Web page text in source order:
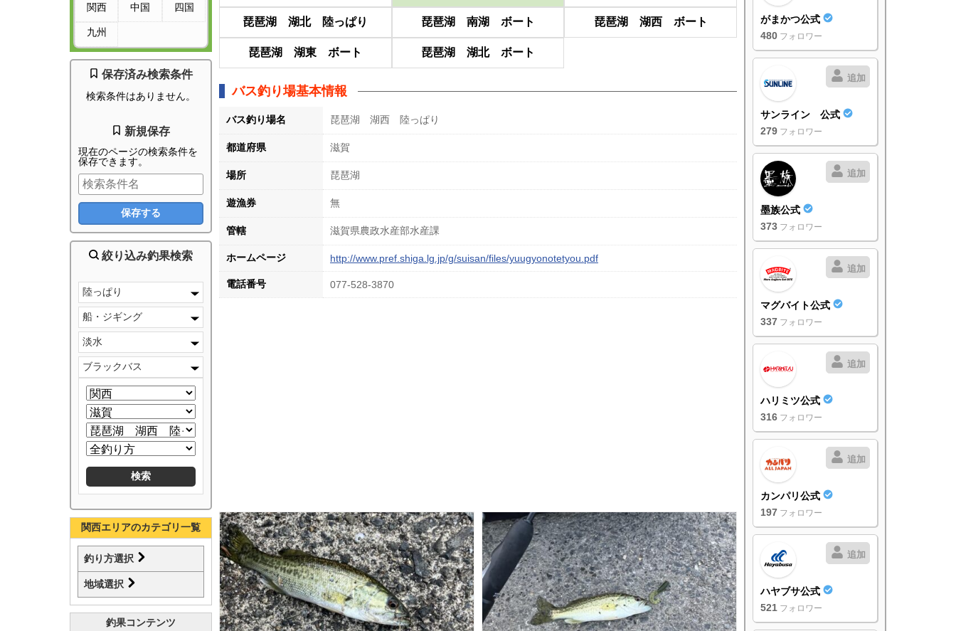
関西 中国 四国
九州
保存済み検索条件
検索条件はありません。
新規保存
現在のページの検索条件を
保存できます。
絞り込み釣果検索
陸っぱり
船・ジギング
淡水
ブラックバス
関西エリアのカテゴリ一覧
釣り方選択
地域選択
釣果コンテンツ
琵琶湖 湖北 陸っぱり 琵琶湖 南湖 ボート 琵琶湖 湖西 ボート
琵琶湖 湖東 ボート 琵琶湖 湖北 ボート
バス釣り場基本情報
バス釣り場名 琵琶湖 湖西 陸っぱり
都道府県 滋賀
場所 琵琶湖
遊漁券 無
管轄 滋賀県農政水産部水産課
ホームページ http://www.pref.shiga.lg.jp/g/suisan/files/yuugyonotetyou.pdf
電話番号 077-528-3870
がまかつ公式
480 フォロワー
追加
サンライン 公式
279 フォロワー
追加
墨族公式
373 フォロワー
追加
マグバイト公式
337 フォロワー
追加
ハリミツ公式
316 フォロワー
追加
カンパリ公式
197 フォロワー
追加
ハヤブサ公式
521 フォロワー